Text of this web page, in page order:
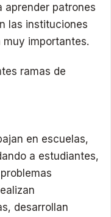
aprender patrones
las instituciones
importantes.
ramas de
en escuelas,
a estudiantes,
desarrollan